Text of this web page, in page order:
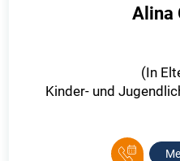
Alina
(In
Kinder- und